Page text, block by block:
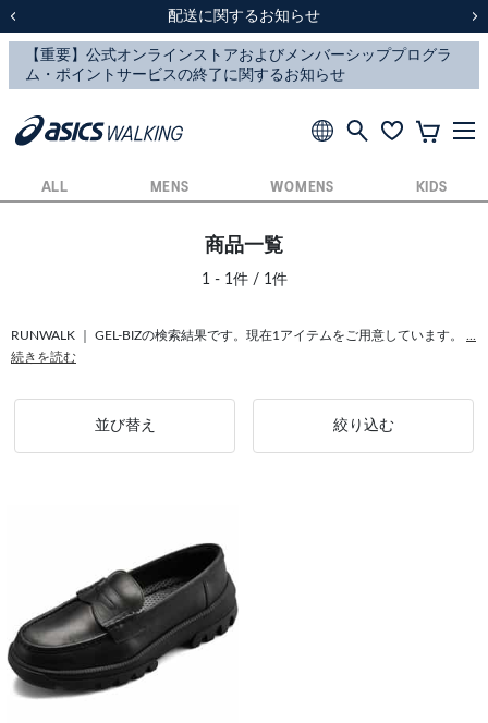
スクスク（SUKU2）価格改定のお知らせ
配送に関するお知らせ
スクスク（SUKU2）価格改定のお知らせ
配送に関するお知らせ
ALL MENS WOMENS KIDS
商品一覧
1 - 1件 / 1件
RUNWALK ｜ GEL-BIZの検索結果です。現在1アイテムをご用意しています。
続きを読む
並び替え 絞り込む